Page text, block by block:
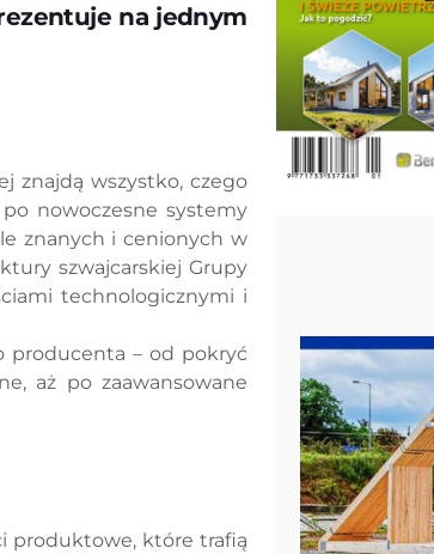
na jednym
znajdą wszystko, czego
nowoczesne systemy
znanych i cenionych w
szwajcarskiej Grupy
technologicznymi i
producenta – od pokryć
aż po zaawansowane
produktowe, które trafią